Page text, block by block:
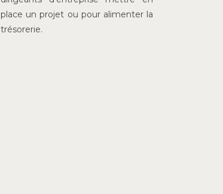
place un projet ou pour alimenter la
trésorerie.